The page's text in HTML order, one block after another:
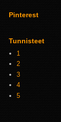
Pinterest
Tunnisteet
1
2
3
4
5